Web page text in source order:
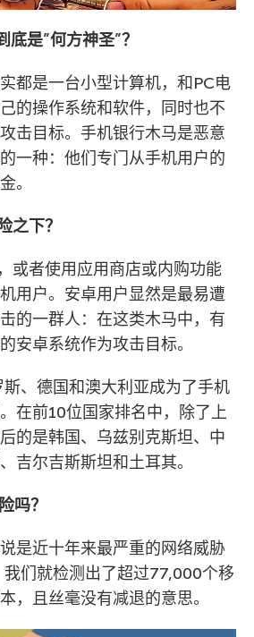
是”何方神圣”？
都是一台小型计算机，和PC电
的操作系统和软件，同时也不
击目标。手机银行木马是恶意
一种：他们专门从手机用户的
。
之下？
或者使用应用商店或内购功能
用户。安卓用户显然是最易遭
的一群人：在这类木马中，有
安卓系统作为攻击目标。
、德国和澳大利亚成为了手机
在前10位国家排名中，除了上
的是韩国、乌兹别克斯坦、中
吉尔吉斯斯坦和土耳其。
吗？
是近十年来最严重的网络威胁
们就检测出了超过77,000个移
，且丝毫没有减退的意思。